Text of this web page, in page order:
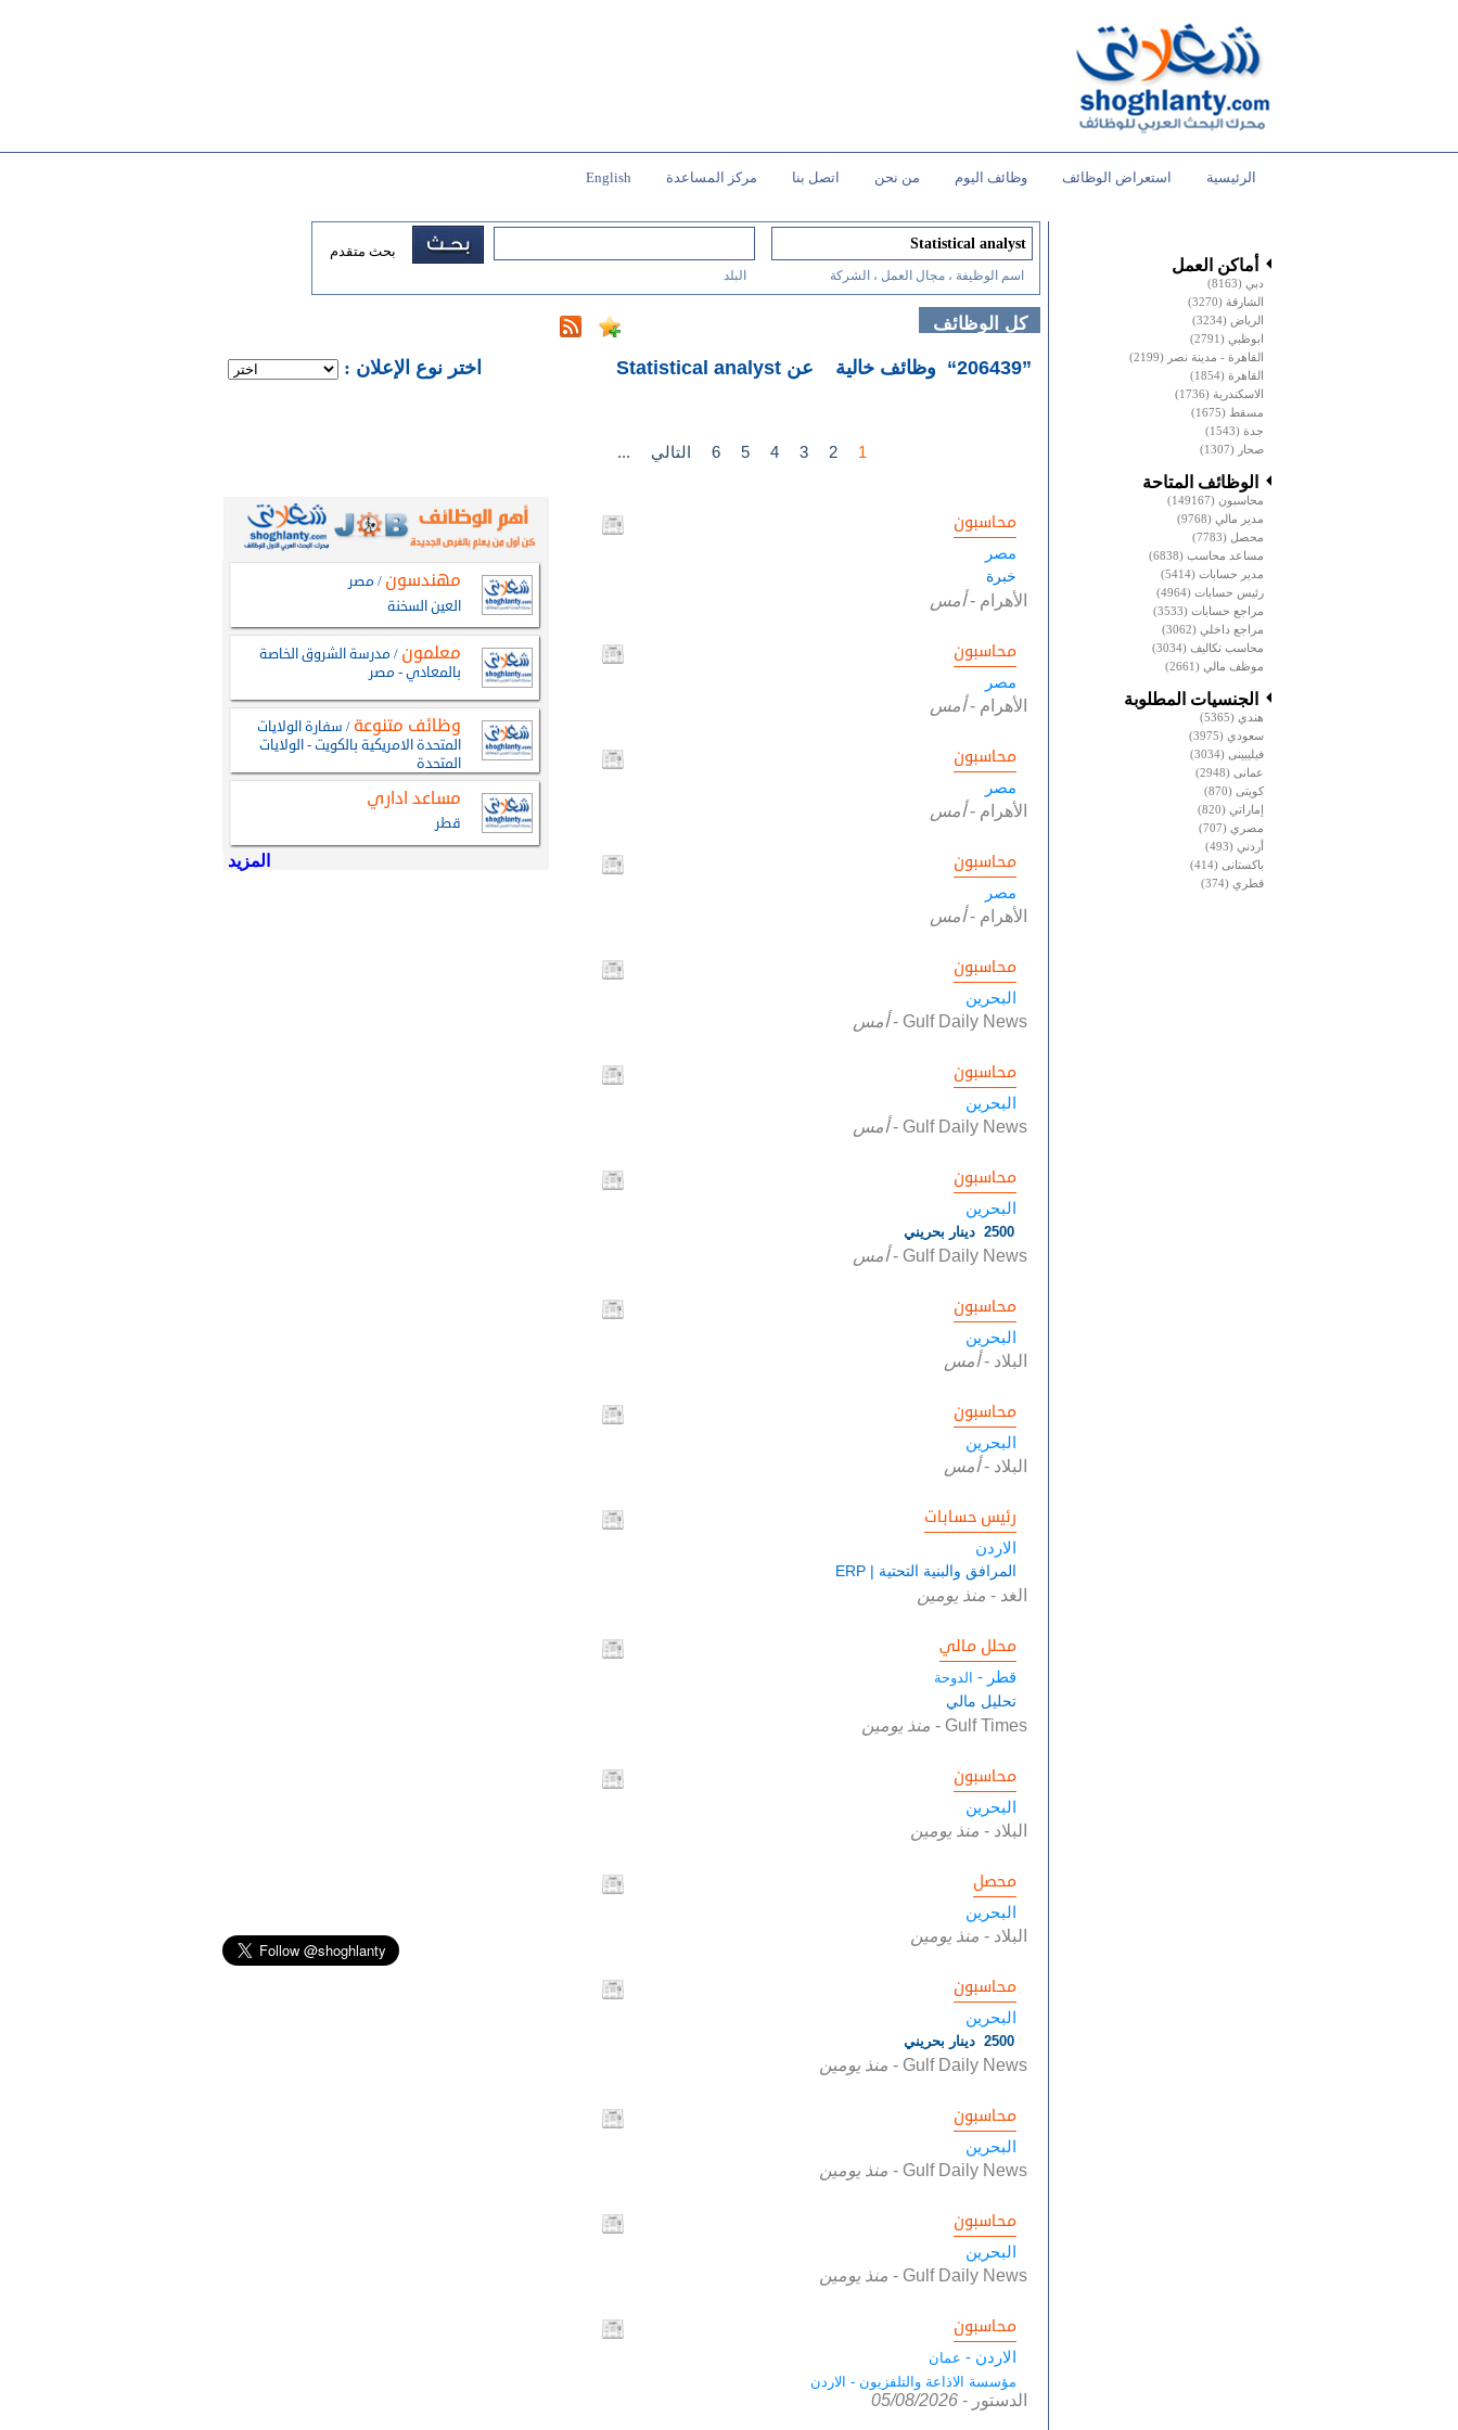
الرئيسية استعراض الوظائف وظائف اليوم من نحن اتصل بنا مركز المساعدة English
أماكن العمل
دبي (8163)
الشارقة (3270)
الرياض (3234)
ابوظبي (2791)
القاهرة - مدينة نصر (2199)
القاهرة (1854)
الاسكندرية (1736)
مسقط (1675)
جدة (1543)
صحار (1307)
الوظائف المتاحة
محاسبون (149167)
مدير مالي (9768)
محصل (7783)
مساعد محاسب (6838)
مدير حسابات (5414)
رئيس حسابات (4964)
مراجع حسابات (3533)
مراجع داخلي (3062)
محاسب تكاليف (3034)
موظف مالي (2661)
الجنسيات المطلوبة
هندي (5365)
سعودي (3975)
فيليبينى (3034)
عمانى (2948)
كويتى (870)
إماراتي (820)
مصري (707)
أردني (493)
باكستانى (414)
قطري (374)
اسم الوظيفة ، مجال العمل ، الشركة البلد
بحث متقدم
كل الوظائف
: اختر نوع الإعلان ”206439“ وظائف خالية عن Statistical analyst
... التالي 6 5 4 3 2 1
محاسبون
مصر
خبرة
الأهرام -أمس
محاسبون
مصر
الأهرام -أمس
محاسبون
مصر
الأهرام -أمس
محاسبون
مصر
الأهرام -أمس
محاسبون
البحرين
Gulf Daily News
-أمس
محاسبون
البحرين
Gulf Daily News
-أمس
محاسبون
البحرين
2500 دينار بحريني
Gulf Daily News
-أمس
محاسبون
البحرين
البلاد -أمس
محاسبون
البحرين
البلاد -أمس
رئيس حسابات
الاردن
المرافق والبنية التحتية | ERP
الغد - منذ يومين
محلل مالي
قطر - الدوحة
تحليل مالي
Gulf Times
- منذ يومين
محاسبون
البحرين
البلاد - منذ يومين
محصل
البحرين
البلاد - منذ يومين
محاسبون
البحرين
2500 دينار بحريني
Gulf Daily News
- منذ يومين
محاسبون
البحرين
Gulf Daily News
- منذ يومين
محاسبون
البحرين
Gulf Daily News
- منذ يومين
محاسبون
الاردن - عمان
مؤسسة الاذاعة والتلفزيون - الاردن
الدستور -
05/08/2026